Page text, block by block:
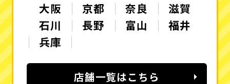
大阪
京都 奈良
滋賀
石川
長野 富山
福井
兵庫
店舗一覧はこちら